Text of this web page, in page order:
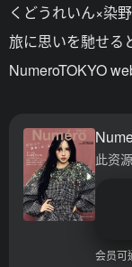
くどうれいん×染
旅に思いを馳せる
NumeroTOKYO
此资
会员可